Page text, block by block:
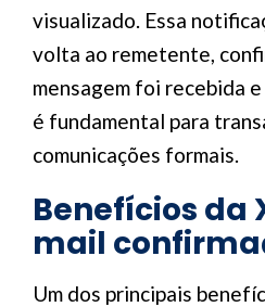
visualizado. Essa
volta ao remetente,
mensagem foi recebida
é fundamental para
comunicações formais.
Benefícios da
mail
Um dos principais